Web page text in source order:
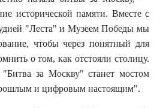
исторической памяти. Вместе с
"Леста" и Музеем Победы мы
чтобы через понятный для
о том, как отстояли столицу.
за Москву" станет мостом
и цифровым настоящим".